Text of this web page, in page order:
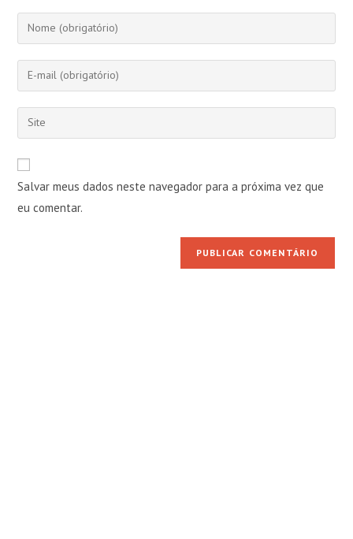
Digite
seu
nome
ou
de
usuário
para
Digite
seu
endereço
de
para
comentar
Digite
o
do
seu
site
Salvar meus dados neste navegador para a próxima vez que
eu comentar.